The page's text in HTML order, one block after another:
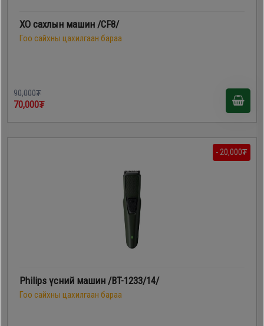
XO сахлын машин /CF8/
Гоо сайхны цахилгаан бараа
90,000₮
70,000₮
- 20,000₮
Philips үсний машин /BT-1233/14/
Гоо сайхны цахилгаан бараа